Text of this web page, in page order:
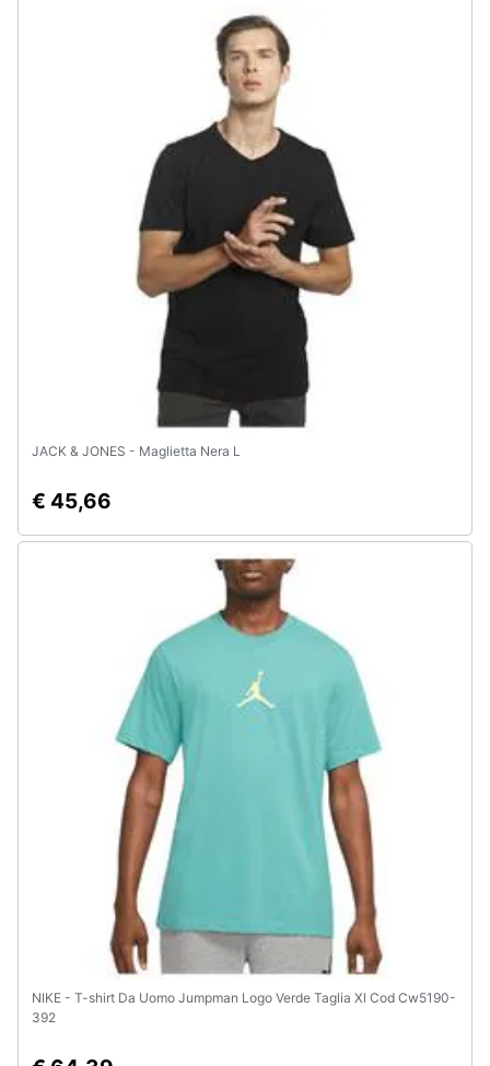
JACK & JONES - Maglietta Nera L
€ 45,66
NIKE - T-shirt Da Uomo Jumpman Logo Verde Taglia Xl Cod Cw5190-
392